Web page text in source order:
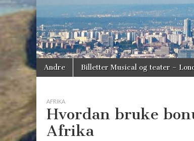
Main
menu
Skip
to
content
Andre Billetter Musical og teater –
AFRIKA
Hvordan bruke
Afrika